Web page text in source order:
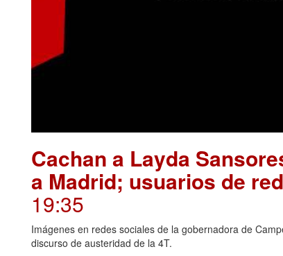
Cachan a Layda
a Madrid; usuarios de
19:35
Imágenes en redes sociales de la gobernadora de
discurso de austeridad de la 4T.